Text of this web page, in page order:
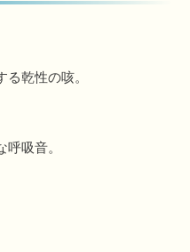
乾性の咳。
吸音。